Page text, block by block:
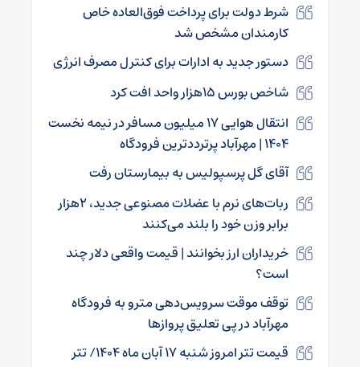
شرط دولت برای پرداخت فوق‌العاده خاص
کارمندان مشخص شد
دستور جدید به ادارات برای کنترل مصرف انرژی
شاخص بورس ۱۵هزار واحد افت کرد
انتقال هوایی ۱۷ میلیون مسافر در نیمه نخست
۱۴۰۴ | مهرآباد پرترددترین فرودگاه
آقای گل پرسپولیس به بیمارستان رفت
ربات‌های نرم با عضلات مصنوعی جدید، ۲هزار
برابر وزن خود را بلند می‌کنند
خریداران ارز بخوانند | قیمت واقعی دلار چند
است؟
توقف موقت سرویس‌دهی مترو به فرودگاه
مهرآباد در پی تعلیق پروازها
قیمت تتر امروز شنبه ۱۷ آبان ماه ۱۴۰۴/ تتر